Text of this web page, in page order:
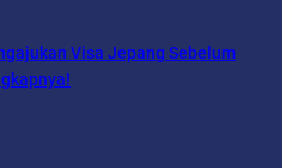
Visa Jepang Sebelum